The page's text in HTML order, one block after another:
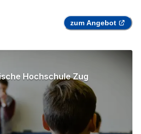
zum Angebot
Hochschule Zug